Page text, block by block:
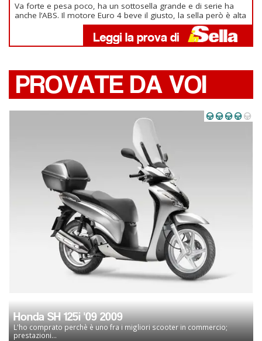
Va forte e pesa poco, ha un sottosella grande e di serie ha
anche l’ABS. Il motore Euro 4 beve il giusto, la sella però è alta
PROVATE DA VOI
Honda SH 125i '09 2009
L'ho comprato perchè è uno fra i migliori scooter in commercio;
prestazioni...